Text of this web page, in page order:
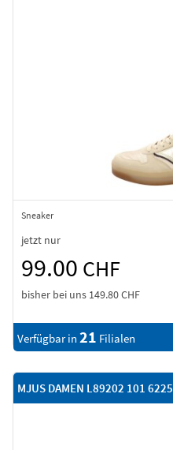
Sneaker
jetzt nur
99.00 CHF
bisher bei uns 149.80 CHF
Verfügbar in 21 Filialen
MJUS DAMEN L89202 101 6225